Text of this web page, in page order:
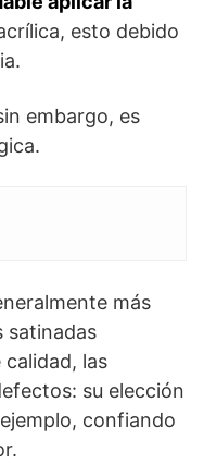
esto debido
embargo, es
más
satinadas
las
su elección
confiando